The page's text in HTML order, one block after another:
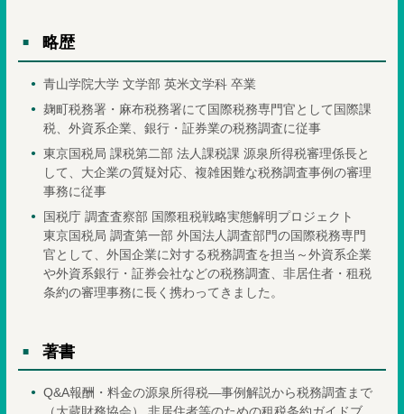
略歴
青山学院大学 文学部 英米文学科 卒業
麹町税務署・麻布税務署にて国際税務専門官として国際課
税、外資系企業、銀行・証券業の税務調査に従事
東京国税局 課税第二部 法人課税課 源泉所得税審理係長と
して、大企業の質疑対応、複雑困難な税務調査事例の審理
事務に従事
国税庁 調査査察部 国際租税戦略実態解明プロジェクト
東京国税局 調査第一部 外国法人調査部門の国際税務専門
官として、外国企業に対する税務調査を担当～外資系企業
や外資系銀行・証券会社などの税務調査、非居住者・租税
条約の審理事務に長く携わってきました。
著書
Q&A報酬・料金の源泉所得税―事例解説から税務調査まで